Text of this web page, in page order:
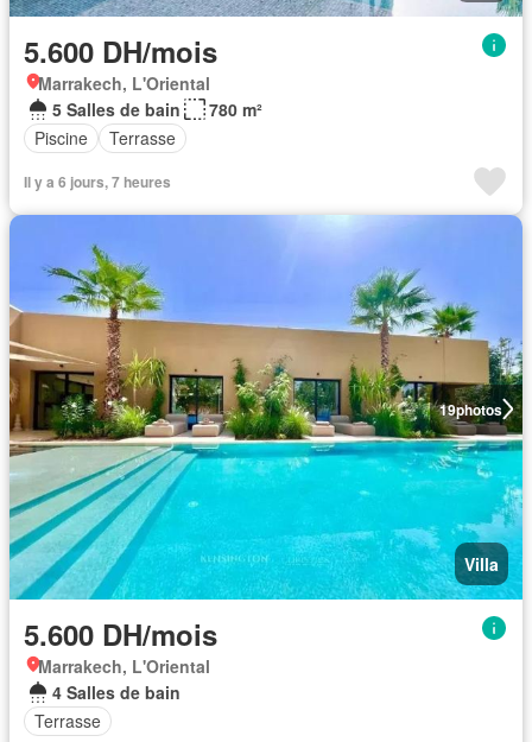
5.600 DH/mois
Marrakech, L'Oriental
5 Salles de bain
780 m²
Piscine
Terrasse
Il y a 6 jours, 7 heures
19photos
Villa
5.600 DH/mois
Marrakech, L'Oriental
4 Salles de bain
Terrasse